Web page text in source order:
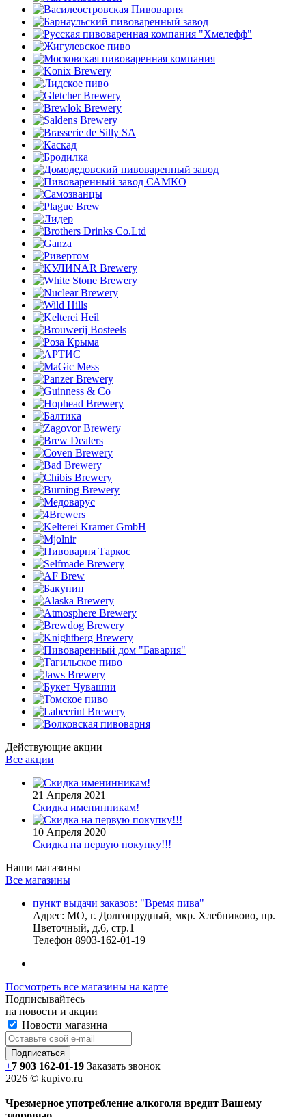
Действующие акции
Все акции
21 Апреля 2021
Скидка именинникам!
10 Апреля 2020
Скидка на первую покупку!!!
Наши магазины
Все магазины
пункт выдачи заказов: "Время пива"
Адрес: МО, г. Долгопрудный, мкр. Хлебниково, пр.
Цветочный, д.6, стр.1
Телефон 8903-162-01-19
Посмотреть все магазины на карте
Подписывайтесь
на новости и акции
Новости магазина
+7 903 162-01-19 Заказать звонок
2026 © kupivo.ru
Чрезмерное употребление алкоголя вредит Вашему